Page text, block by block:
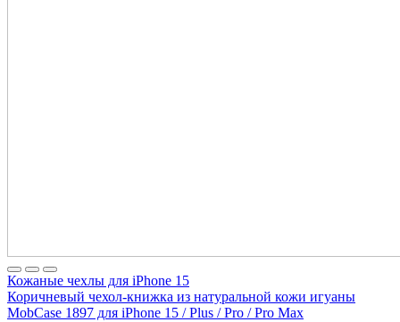
Кожаные чехлы для iPhone 15
Коричневый чехол-книжка из натуральной кожи игуаны
MobCase 1897 для iPhone 15 / Plus / Pro / Pro Max